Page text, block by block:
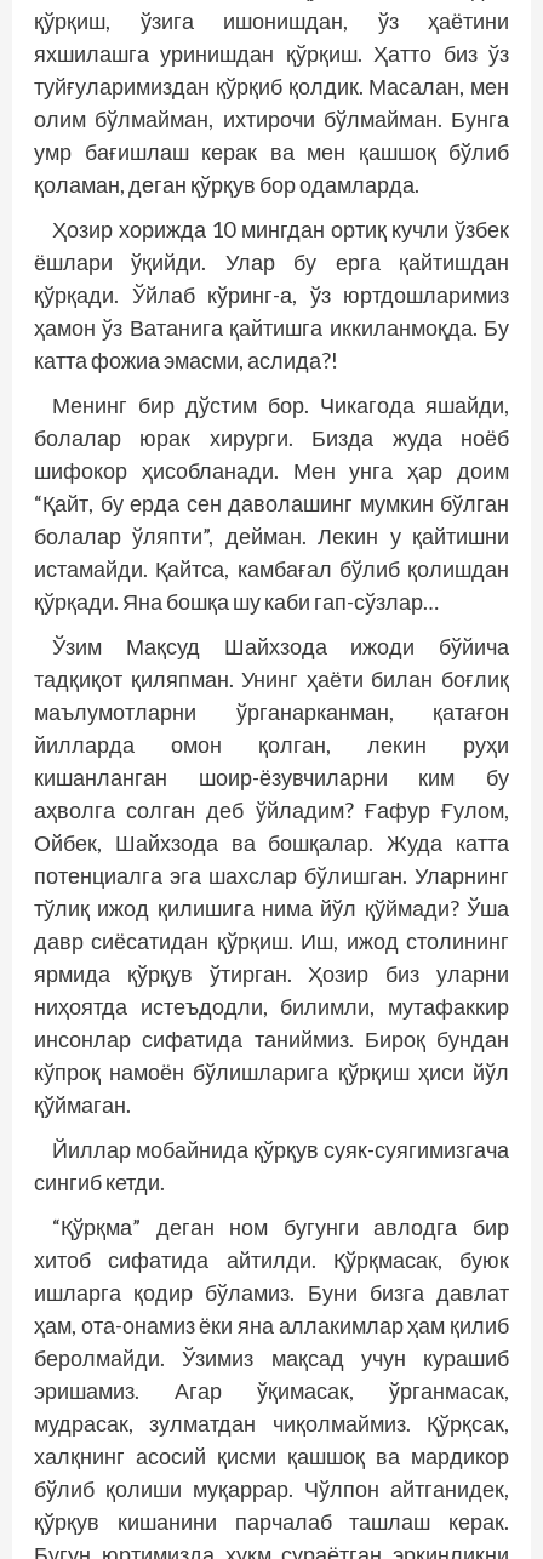
қўрқиш, ўзига ишонишдан, ўз ҳаётини
яхшилашга уринишдан қўрқиш. Ҳатто биз ўз
туйғуларимиздан қўрқиб қолдик. Масалан, мен
олим бўлмайман, ихтирочи бўлмайман. Бунга
умр бағишлаш керак ва мен қашшоқ бўлиб
қоламан, деган қўрқув бор одамларда.
Ҳозир хорижда 10 мингдан ортиқ кучли ўзбек
ёшлари ўқийди. Улар бу ерга қайтишдан
қўрқади. Ўйлаб кўринг-а, ўз юртдошларимиз
ҳамон ўз Ватанига қайтишга иккиланмоқда. Бу
катта фожиа эмасми, аслида?!
Менинг бир дўстим бор. Чикагода яшайди,
болалар юрак хирурги. Бизда жуда ноёб
шифокор ҳисобланади. Мен унга ҳар доим
“Қайт, бу ерда сен даволашинг мумкин бўлган
болалар ўляпти”, дейман. Лекин у қайтишни
истамайди. Қайтса, камбағал бўлиб қолишдан
қўрқади. Яна бошқа шу каби гап-сўзлар…
Ўзим Мақсуд Шайхзода ижоди бўйи­­ча
тадқиқот қиляпман. Унинг ҳаёти билан боғлиқ
маълумотларни ўрганарканман, қатағон
йилларда омон қолган, лекин руҳи
кишанланган шоир-ёзувчиларни ким бу
аҳволга солган деб ўйладим? Ғафур Ғулом,
Ойбек, Шайхзода ва бошқалар. Жуда катта
потенциалга эга шахслар бўлишган. Уларнинг
тўлиқ ижод қилишига нима йўл қўймади? Ўша
давр сиёсатидан қўрқиш. Иш, ижод столининг
ярмида қўрқув ўтирган. Ҳозир биз уларни
ниҳоятда истеъдодли, билимли, мутафаккир
инсонлар сифатида таниймиз. Бироқ бундан
кўпроқ намоён бўлишларига қўрқиш ҳиси йўл
қўймаган.
Йиллар мобайнида қўрқув суяк-суягимизгача
сингиб кетди.
“Қўрқма” деган ном бугунги авлодга бир
хитоб сифатида айтилди. Қўрқмасак, буюк
ишларга қодир бўламиз. Буни бизга давлат
ҳам, ота-онамиз ёки яна аллакимлар ҳам қилиб
беролмайди. Ўзимиз мақсад учун курашиб
эришамиз. Агар ўқимасак, ўрганмасак,
мудрасак, зулматдан чиқолмаймиз. Қўрқсак,
халқнинг асосий қисми қашшоқ ва мардикор
бўлиб қолиши муқаррар. Чўлпон айтганидек,
қўрқув кишанини парчалаб ташлаш керак.